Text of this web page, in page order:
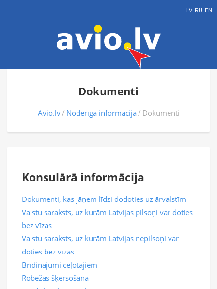
LV RU EN
Dokumenti
Avio.lv Noderīga informācija Dokumenti
Konsulārā informācija
Dokumenti, kas jāņem līdzi dodoties uz ārvalstīm
Valstu saraksts, uz kurām Latvijas pilsoņi var doties
bez vīzas
Valstu saraksts, uz kurām Latvijas nepilsoņi var
doties bez vīzas
Brīdinājumi ceļotājiem
Robežas šķērsošana